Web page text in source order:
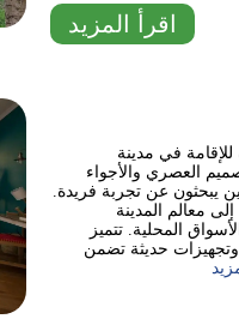
اقرأ المزيد
في مدينة
العصري والأجواء
يبحثون عن تجربة فريدة.
معالم المدينة
المحلية. تتميز
حديثة تضمن